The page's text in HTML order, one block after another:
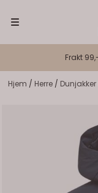
Frakt
Hjem / Herre / Dunjakker